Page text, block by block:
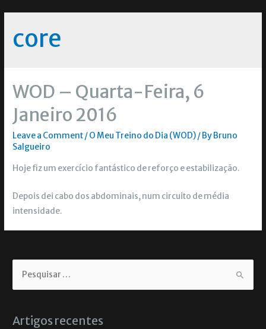
core
WOD – Quarta-Feira, 6
Janeiro 2016
Leave a Comment/O Meu Treino do Dia (WOD)/ By Bruno
Salgueiro
Hoje fiz um exercício fantástico de reforço e estabilização.
Depois dei cabo dos abdominais, num circuito de média
intensidade.
Artigos recentes